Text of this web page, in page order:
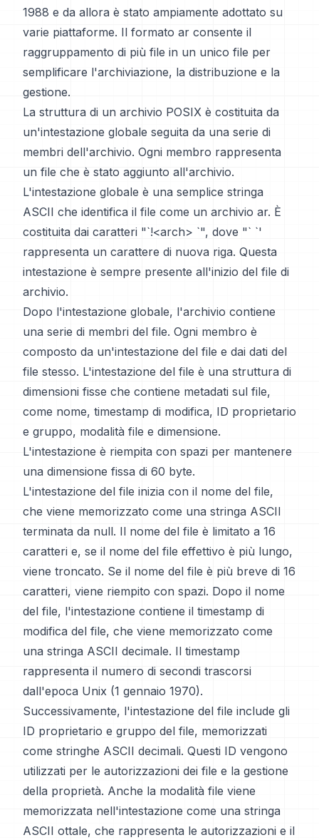
1988 e da allora è stato ampiamente adottato su
varie piattaforme. Il formato ar consente il
raggruppamento di più file in un unico file per
semplificare l'archiviazione, la distribuzione e la
gestione.
La struttura di un archivio POSIX è costituita da
un'intestazione globale seguita da una serie di
membri dell'archivio. Ogni membro rappresenta
un file che è stato aggiunto all'archivio.
L'intestazione globale è una semplice stringa
ASCII che identifica il file come un archivio ar. È
costituita dai caratteri "`!<arch> `", dove "` `'
rappresenta un carattere di nuova riga. Questa
intestazione è sempre presente all'inizio del file di
archivio.
Dopo l'intestazione globale, l'archivio contiene
una serie di membri del file. Ogni membro è
composto da un'intestazione del file e dai dati del
file stesso. L'intestazione del file è una struttura di
dimensioni fisse che contiene metadati sul file,
come nome, timestamp di modifica, ID proprietario
e gruppo, modalità file e dimensione.
L'intestazione è riempita con spazi per mantenere
una dimensione fissa di 60 byte.
L'intestazione del file inizia con il nome del file,
che viene memorizzato come una stringa ASCII
terminata da null. Il nome del file è limitato a 16
caratteri e, se il nome del file effettivo è più lungo,
viene troncato. Se il nome del file è più breve di 16
caratteri, viene riempito con spazi. Dopo il nome
del file, l'intestazione contiene il timestamp di
modifica del file, che viene memorizzato come
una stringa ASCII decimale. Il timestamp
rappresenta il numero di secondi trascorsi
dall'epoca Unix (1 gennaio 1970).
Successivamente, l'intestazione del file include gli
ID proprietario e gruppo del file, memorizzati
come stringhe ASCII decimali. Questi ID vengono
utilizzati per le autorizzazioni dei file e la gestione
della proprietà. Anche la modalità file viene
memorizzata nell'intestazione come una stringa
ASCII ottale, che rappresenta le autorizzazioni e il